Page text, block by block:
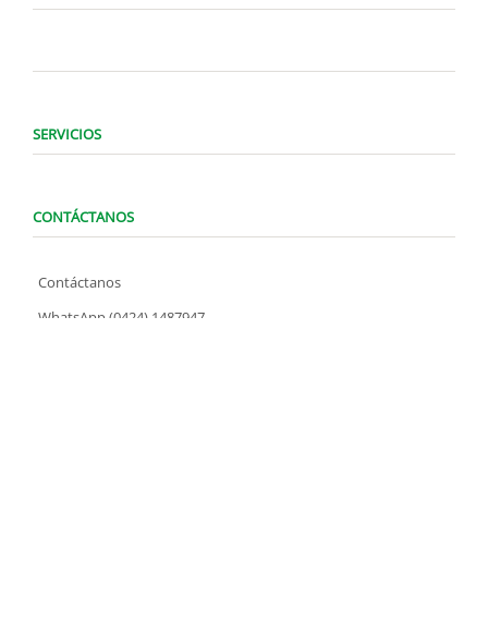
SERVICIOS
CONTÁCTANOS
Contáctanos
WhatsApp (0424) 1487947